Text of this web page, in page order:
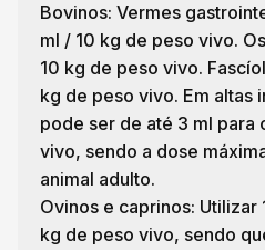
Bovinos: Vermes
ml / 10 kg de peso vivo.
10 kg de peso vivo.
kg de peso vivo. Em altas
pode ser de até 3 ml para
vivo, sendo a dose
animal adulto.
Ovinos e caprinos: Utilizar
kg de peso vivo, sendo